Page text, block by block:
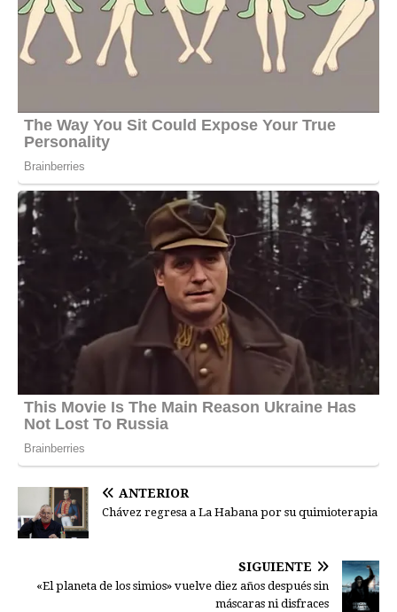
ANTERIOR
Chávez regresa a La Habana por su quimioterapia
SIGUIENTE
«El planeta de los simios» vuelve diez años después sin
máscaras ni disfraces